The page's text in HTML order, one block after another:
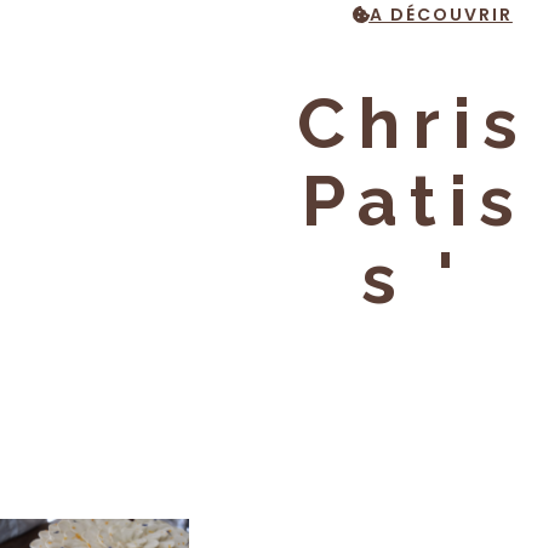
A DÉCOUVRIR
Chris
Patis
S '